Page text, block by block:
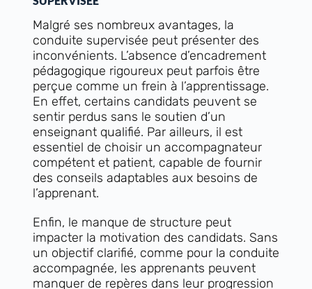
Malgré ses nombreux avantages, la
conduite supervisée peut présenter des
inconvénients. L’absence d’encadrement
pédagogique rigoureux peut parfois être
perçue comme un frein à l’apprentissage.
En effet, certains candidats peuvent se
sentir perdus sans le soutien d’un
enseignant qualifié. Par ailleurs, il est
essentiel de choisir un accompagnateur
compétent et patient, capable de fournir
des conseils adaptables aux besoins de
l’apprenant.
Enfin, le manque de structure peut
impacter la motivation des candidats. Sans
un objectif clarifié, comme pour la conduite
accompagnée, les apprenants peuvent
manquer de repères dans leur progression